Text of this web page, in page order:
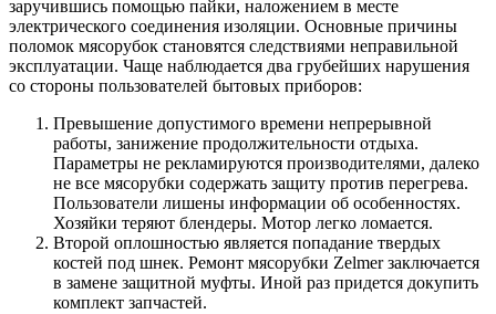
заручившись помощью пайки, наложением в месте
электрического соединения изоляции. Основные причины
поломок мясорубок становятся следствиями неправильной
эксплуатации. Чаще наблюдается два грубейших нарушения
со стороны пользователей бытовых приборов:
Превышение допустимого времени непрерывной
работы, занижение продолжительности отдыха.
Параметры не рекламируются производителями, далеко
не все мясорубки содержать защиту против перегрева.
Пользователи лишены информации об особенностях.
Хозяйки теряют блендеры. Мотор легко ломается.
Второй оплошностью является попадание твердых
костей под шнек. Ремонт мясорубки Zelmer заключается
в замене защитной муфты. Иной раз придется докупить
комплект запчастей.